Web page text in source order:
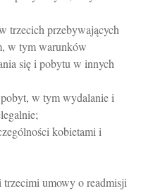
trzecich przebywających
w tym warunków
się i pobytu w innych
w tym wydalanie i
kobietami i
umowy o readmisji